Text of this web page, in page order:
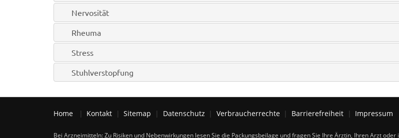
Nervosität
Rheuma
Stress
Stuhlverstopfung
Home Kontakt Sitemap Datenschutz Verbraucherrechte Barrierefreiheit Impressum
Bei Arzneimitteln: Zu Risiken und Nebenwirkungen lesen Sie die Packungsbeilage und fragen Sie Ihre Ärztin, Ihren Arzt